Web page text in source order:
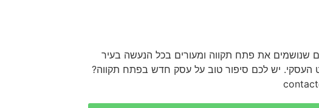
שנושמים את פתח תקווה ומעורים בכל הנעשה בעיר
העסקי. יש לכם סיפור טוב על עסק חדש בפתח תקווה?